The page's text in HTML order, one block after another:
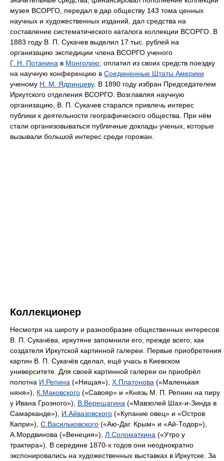
музея ВСОРГО, передал в дар обществу 143 тома ценных
научных и художественных изданий, дал средства на
составление систематического каталога коллекции ВСОРГО. В
1883 году В. П. Сукачев выделил 17 тыс. рублей на
организацию экспедиции члена ВСОРГО ученого
Г. Н. Потанина в Монголию; оплатил из своих средств поездку
на научную конференцию в Соединенные Штаты Америки
ученому Н. М. Ядринцеву. В 1890 году избран Председателем
Иркутского отделения ВСОРГО. Возглавляя научную
организацию, В. П. Сукачев старался привлечь интерес
публики к деятельности географического общества. При нём
стали организовываться публичные доклады ученых, которые
вызывали большой интерес среди горожан.
Коллекционер
Несмотря на широту и разнообразие общественных интересов
В. П. Сукачёва, иркутяне запомнили его, прежде всего, как
создателя Иркутской картинной галереи. Первые приобретения
картин В. П. Сукачёв сделал, ещё учась в Киевском
университете. Для своей картинной галереи он приобрёл
полотна И.Репина («Нищая»), Х.Платонова («Маленькая
няня»), К.Маковского («Савояр» и «Князь М. П. Репнин на пиру
у Ивана Грозного»), В.Верещагина («Мавзолей Шах-и-Зинда в
Самарканде»), И.Айвазовского («Купание овец» и «Остров
Капри»), С.Васильковского («Аю-Даг. Крым» и «Ай-Тодор»),
А.Мордвинова («Венеция»), Л.Соломаткина («Утро у
трактира»). В середине 1870-х годов они неоднократно
экспонировались на художественных выставках в Иркутске. За